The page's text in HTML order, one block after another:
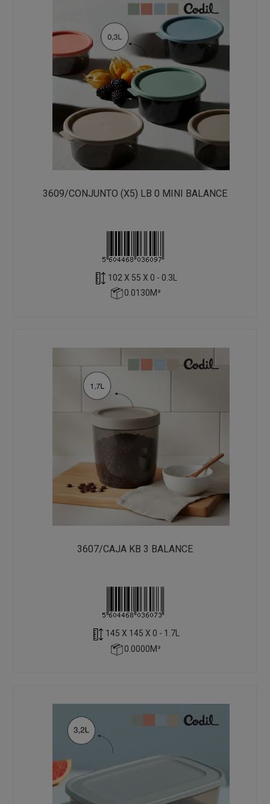
3609/CONJUNTO (X5) LB 0 MINI BALANCE
102 X 55 X 0 - 0.3L
0.0130M³
3607/CAJA KB 3 BALANCE
145 X 145 X 0 - 1.7L
0.0000M³